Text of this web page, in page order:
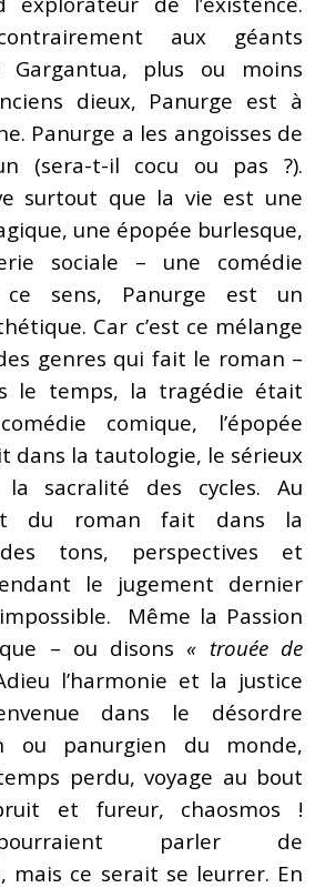
aux géants
Gargantua, plus ou moins
dieux, Panurge est à
Panurge a les angoisses de
(sera-t-il cocu ou pas ?).
surtout que la vie est une
une épopée burlesque,
sociale – une comédie
ce sens, Panurge est un
Car c’est ce mélange
genres qui fait le roman –
le temps, la tragédie était
comique, l’épopée
dans la tautologie, le sérieux
sacralité des cycles. Au
du roman fait dans la
tons, perspectives et
le jugement dernier
Même la Passion
– ou disons « trouée de
l’harmonie et la justice
dans le désordre
ou panurgien du monde,
perdu, voyage au bout
et fureur, chaosmos !
pourraient parler de
mais ce serait se leurrer. En